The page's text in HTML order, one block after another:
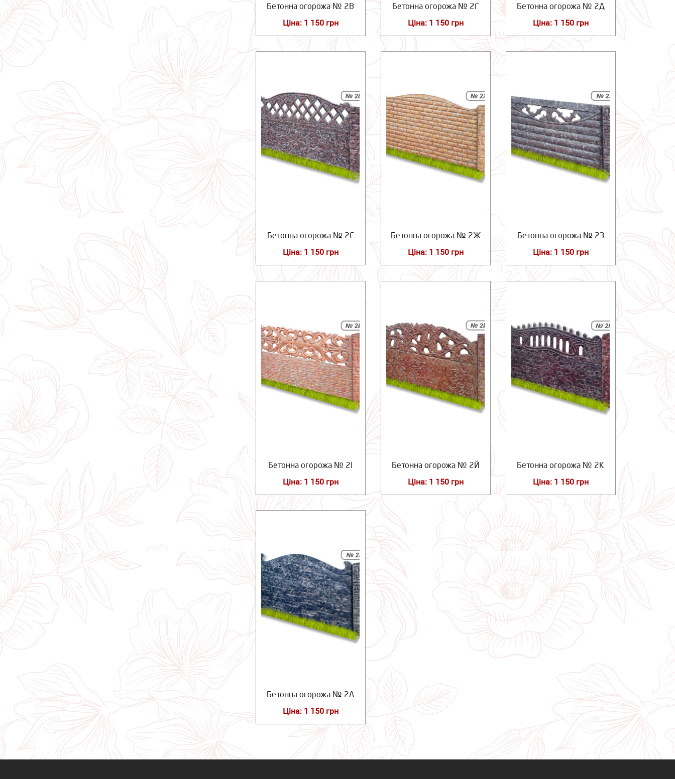
Бетонна огорожа № 2В
Ціна: 1 150 грн
Бетонна огорожа № 2Г
Ціна: 1 150 грн
Бетонна огорожа № 2Д
Ціна: 1 150 грн
Бетонна огорожа № 2Е
Ціна: 1 150 грн
Бетонна огорожа № 2Ж
Ціна: 1 150 грн
Бетонна огорожа № 2З
Ціна: 1 150 грн
Бетонна огорожа № 2І
Ціна: 1 150 грн
Бетонна огорожа № 2Й
Ціна: 1 150 грн
Бетонна огорожа № 2К
Ціна: 1 150 грн
Бетонна огорожа № 2Л
Ціна: 1 150 грн